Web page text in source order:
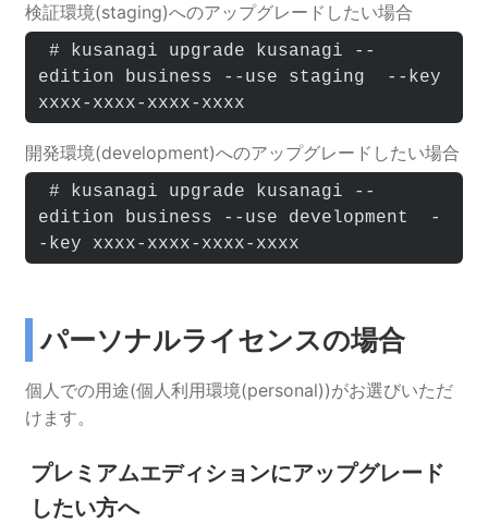
検証環境(staging)へのアップグレードしたい場合
edition business --use staging  --key
xxxx-xxxx-xxxx-xxxx
開発環境(development)へのアップグレードしたい場合
edition business --use development  -
-key xxxx-xxxx-xxxx-xxxx
パーソナルライセンスの場合
個人での用途(個人利用環境(personal))がお選びいただ
けます。
プレミアムエディションにアップグレード
したい方へ